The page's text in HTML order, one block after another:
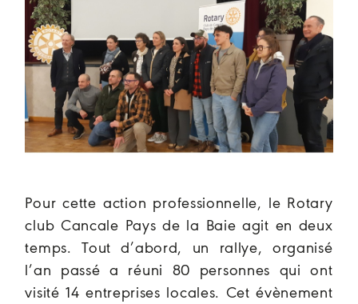
Pour cette action professionnelle, le Rotary
club Cancale Pays de la Baie agit en deux
temps. Tout d’abord, un rallye, organisé
l’an passé a réuni 80 personnes qui ont
visité 14 entreprises locales. Cet évènement